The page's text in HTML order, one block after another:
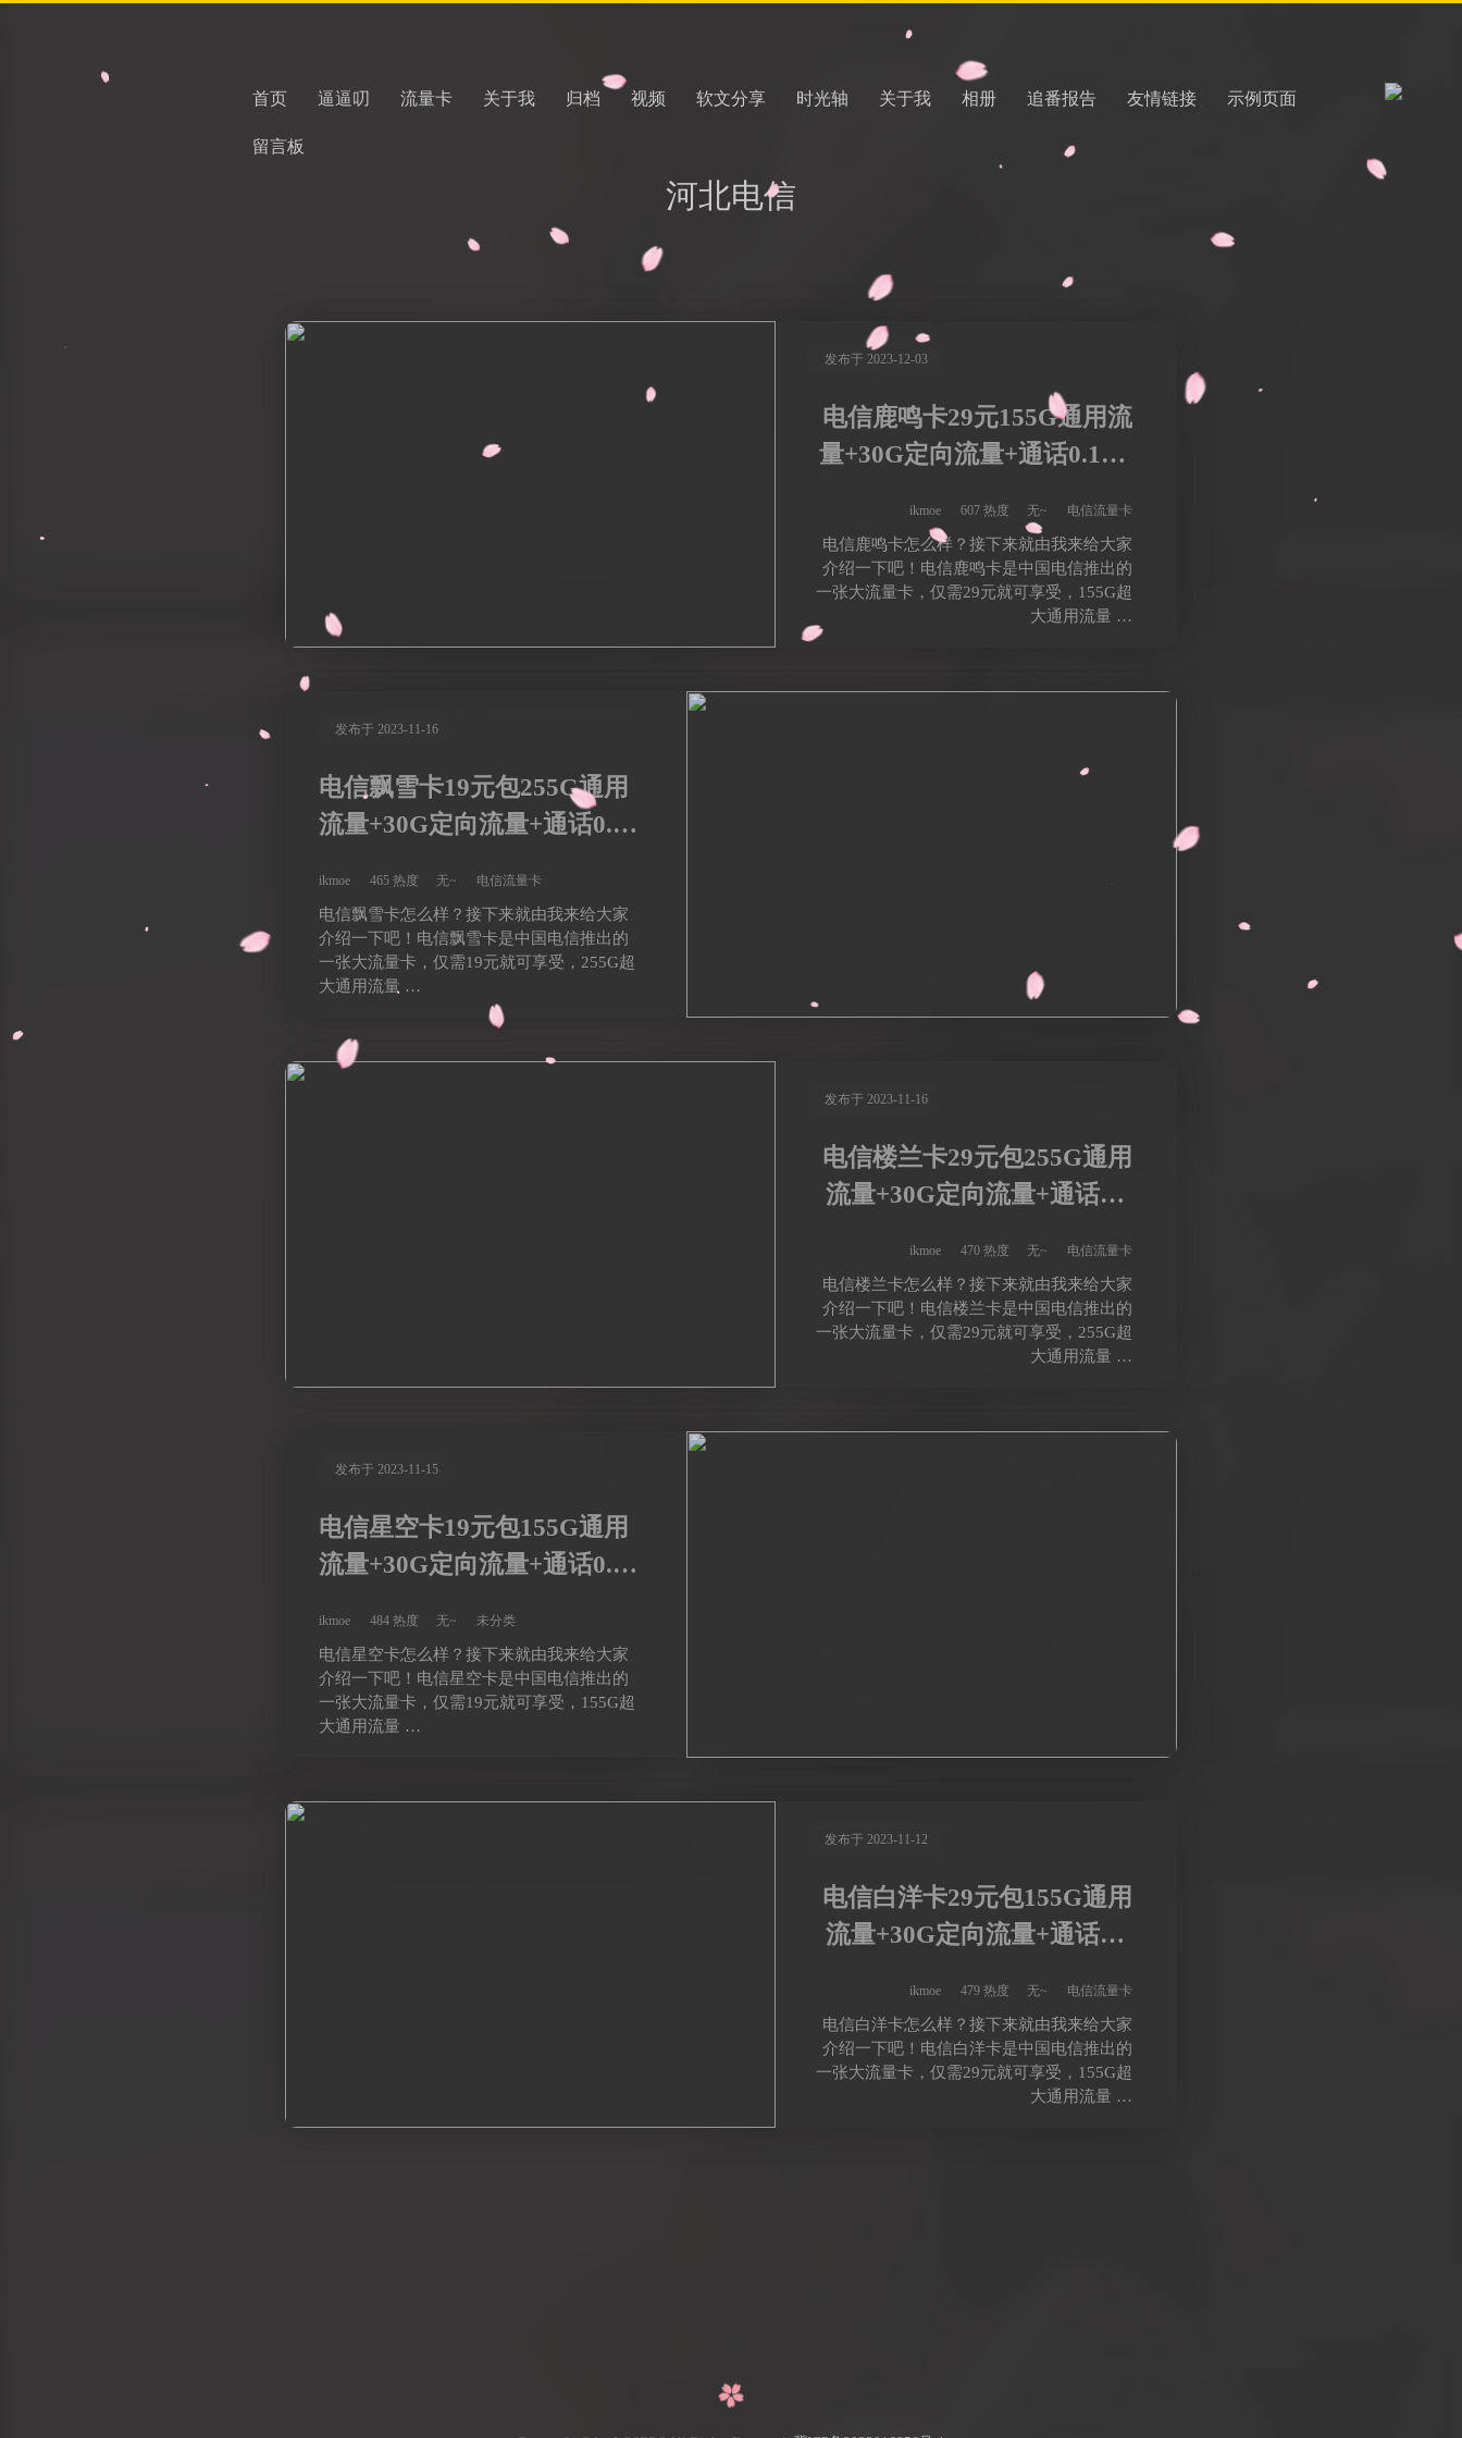
首页 逼逼叨 流量卡 关于我 归档 视频 软文分享 时光轴 关于我 相册 追番报告 友情链接 示例页面
留言板
河北电信
发布于 2023-12-03
电信鹿鸣卡29元155G通用流
量+30G定向流量+通话0.1元/
ikmoe 607 热度 无~ 电信流量卡
电信鹿鸣卡怎么样？接下来就由我来给大家
介绍一下吧！电信鹿鸣卡是中国电信推出的
一张大流量卡，仅需29元就可享受，155G超
大通用流量 …
发布于 2023-11-16
电信飘雪卡19元包255G通用
流量+30G定向流量+通话0.1
ikmoe 465 热度 无~ 电信流量卡
电信飘雪卡怎么样？接下来就由我来给大家
介绍一下吧！电信飘雪卡是中国电信推出的
一张大流量卡，仅需19元就可享受，255G超
大通用流量 …
发布于 2023-11-16
电信楼兰卡29元包255G通用
流量+30G定向流量+通话0.1
ikmoe 470 热度 无~ 电信流量卡
电信楼兰卡怎么样？接下来就由我来给大家
介绍一下吧！电信楼兰卡是中国电信推出的
一张大流量卡，仅需29元就可享受，255G超
大通用流量 …
发布于 2023-11-15
电信星空卡19元包155G通用
流量+30G定向流量+通话0.1
ikmoe 484 热度 无~ 未分类
电信星空卡怎么样？接下来就由我来给大家
介绍一下吧！电信星空卡是中国电信推出的
一张大流量卡，仅需19元就可享受，155G超
大通用流量 …
发布于 2023-11-12
电信白洋卡29元包155G通用
流量+30G定向流量+通话0.1
ikmoe 479 热度 无~ 电信流量卡
电信白洋卡怎么样？接下来就由我来给大家
介绍一下吧！电信白洋卡是中国电信推出的
一张大流量卡，仅需29元就可享受，155G超
大通用流量 …